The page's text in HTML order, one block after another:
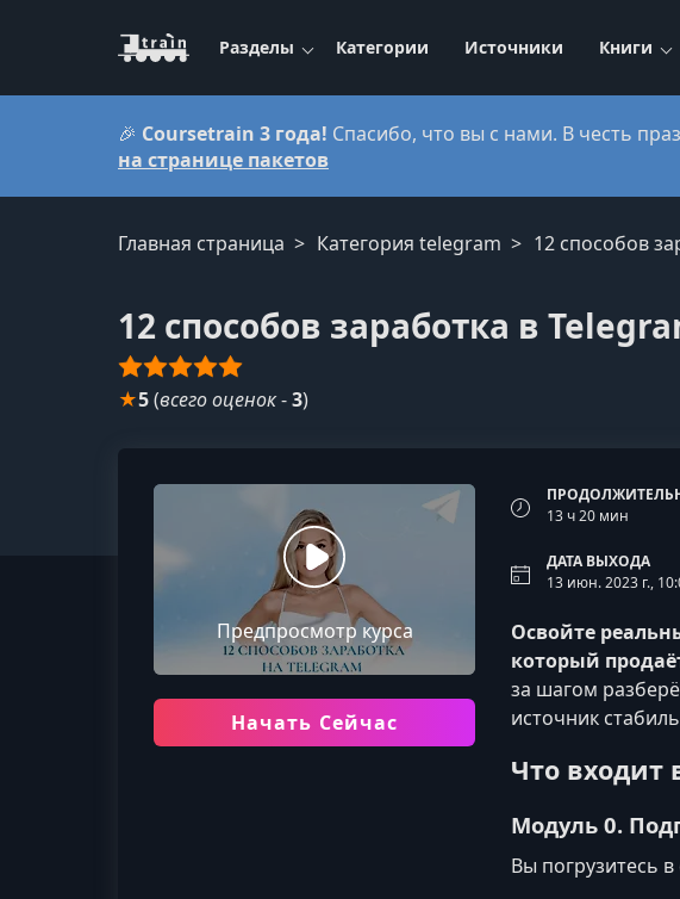
Разделы Категории Источники Книги
🎉 Coursetrain 3 года! Спасибо, что вы с нами. В честь
на странице пакетов
Главная страница Категория telegram 12 способов
12 способов заработка в
★5(всего оценок-3)
Предпросмотр курса
Начать Сейчас
13 ч 20 мин
ДАТА ВЫХОДА
13 июн. 2023 г.,
Освойте
который
за шагом
источник
Что входит
Модуль 0.
Вы погрузитесь